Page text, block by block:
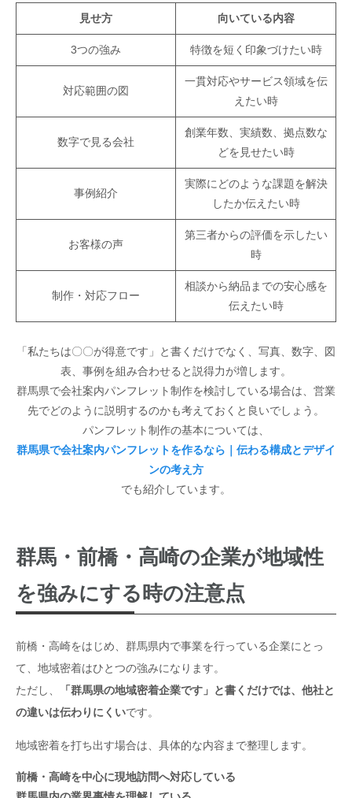
見せ方 向いている内容
3つの強み 特徴を短く印象づけたい時
対応範囲の図
一貫対応やサービス領域を伝
えたい時
数字で見る会社
創業年数、実績数、拠点数な
どを見せたい時
事例紹介
実際にどのような課題を解決
したか伝えたい時
お客様の声
第三者からの評価を示したい
時
制作・対応フロー
相談から納品までの安心感を
伝えたい時
「私たちは〇〇が得意です」と書くだけでなく、写真、数字、図
表、事例を組み合わせると説得力が増します。
群馬県で会社案内パンフレット制作を検討している場合は、営業
先でどのように説明するのかも考えておくと良いでしょう。
パンフレット制作の基本については、
群馬県で会社案内パンフレットを作るなら｜伝わる構成とデザイ
ンの考え方
でも紹介しています。
群馬・前橋・高崎の企業が地域性
を強みにする時の注意点
前橋・高崎をはじめ、群馬県内で事業を行っている企業にとっ
て、地域密着はひとつの強みになります。
ただし、
「群馬県の地域密着企業です」と書くだけでは、他社と
の違いは伝わりにくいです。
地域密着を打ち出す場合は、具体的な内容まで整理します。
前橋・高崎を中心に現地訪問へ対応している